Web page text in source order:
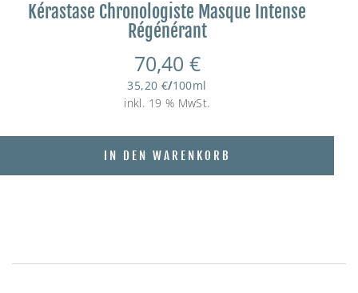
Kérastase Chronologiste Masque Intense
Régénérant
70,40 €
35,20 €/100ml
inkl. 19 % MwSt.
IN DEN WARENKORB